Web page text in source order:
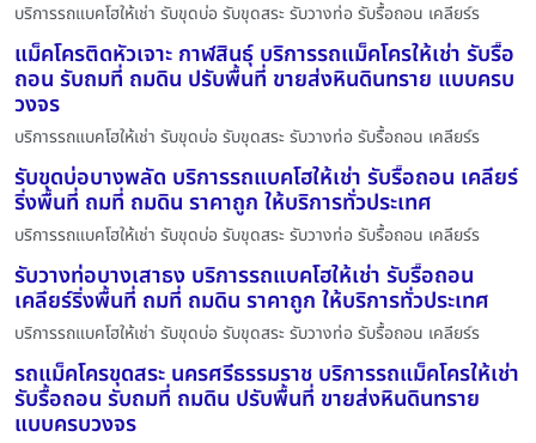
บริการรถแบคโฮให้เช่า รับขุดบ่อ รับขุดสระ รับวางท่อ รับรื้อถอน เคลียร์ร
แม็คโครติดหัวเจาะ กาฬสินธุ์ บริการรถแม็คโครให้เช่า รับรื้อ
ถอน รับถมที่ ถมดิน ปรับพื้นที่ ขายส่งหินดินทราย แบบครบ
วงจร
บริการรถแบคโฮให้เช่า รับขุดบ่อ รับขุดสระ รับวางท่อ รับรื้อถอน เคลียร์ร
รับขุดบ่อบางพลัด บริการรถแบคโฮให้เช่า รับรื้อถอน เคลียร์
ริ่งพื้นที่ ถมที่ ถมดิน ราคาถูก ให้บริการทั่วประเทศ
บริการรถแบคโฮให้เช่า รับขุดบ่อ รับขุดสระ รับวางท่อ รับรื้อถอน เคลียร์ร
รับวางท่อบางเสาธง บริการรถแบคโฮให้เช่า รับรื้อถอน
เคลียร์ริ่งพื้นที่ ถมที่ ถมดิน ราคาถูก ให้บริการทั่วประเทศ
บริการรถแบคโฮให้เช่า รับขุดบ่อ รับขุดสระ รับวางท่อ รับรื้อถอน เคลียร์ร
รถแม็คโครขุดสระ นครศรีธรรมราช บริการรถแม็คโครให้เช่า
รับรื้อถอน รับถมที่ ถมดิน ปรับพื้นที่ ขายส่งหินดินทราย
แบบครบวงจร